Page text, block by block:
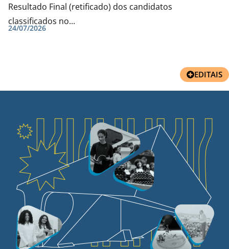
Resultado Final (retificado) dos candidatos
classificados no...
24/07/2026
EDITAIS